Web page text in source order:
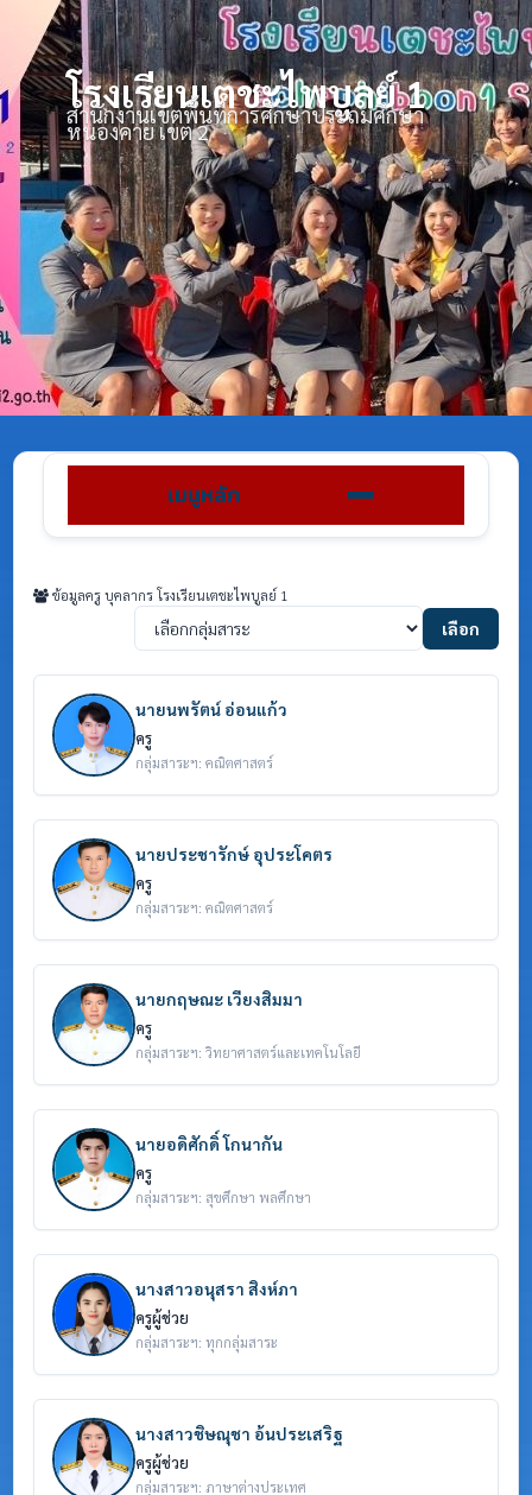
โรงเรียนเตชะไพบูลย์ 1
สำนักงานเขตพื้นที่การศึกษาประถมศึกษา
หนองคาย เขต 2
เมนูหลัก
ข้อมูลครู บุคลากร โรงเรียนเตชะไพบูลย์ 1
เลือก
นายนพรัตน์ อ่อนแก้ว
ครู
กลุ่มสาระฯ: คณิตศาสตร์
นายประชารักษ์ อุประโคตร
ครู
กลุ่มสาระฯ: คณิตศาสตร์
นายกฤษณะ เวียงสิมมา
ครู
กลุ่มสาระฯ: วิทยาศาสตร์และเทคโนโลยี
นายอดิศักดิ์ โกนากัน
ครู
กลุ่มสาระฯ: สุขศึกษา พลศึกษา
นางสาวอนุสรา สิงห์ภา
ครูผู้ช่วย
กลุ่มสาระฯ: ทุกกลุ่มสาระ
นางสาวชิษณุชา อ้นประเสริฐ
ครูผู้ช่วย
กลุ่มสาระฯ: ภาษาต่างประเทศ